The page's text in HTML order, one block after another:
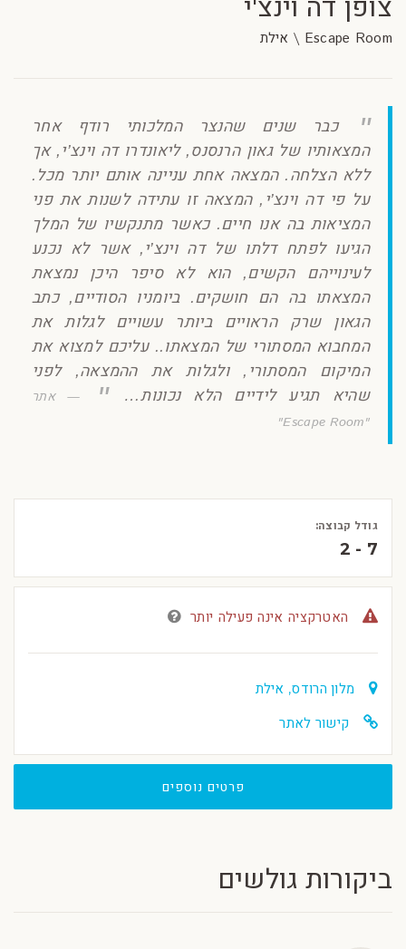
צופן דה וינצ'י
Escape Room \ אילת
כבר שנים שהנצר המלכותי רודף אחר
המצאותיו של גאון הרנסנס, ליאונדרו דה וינצ’י, אך
ללא הצלחה. המצאה אחת עניינה אותם יותר מכל.
על פי דה וינצ’י, המצאה זו עתידה לשנות את פני
המציאות בה אנו חיים. כאשר מתנקשיו של המלך
הגיעו לפתח דלתו של דה וינצ’י, אשר לא נכנע
לעינוייהם הקשים, הוא לא סיפר היכן נמצאת
המצאתו בה הם חושקים. ביומניו הסודיים, כתב
הגאון שרק הראויים ביותר עשויים לגלות את
המחבוא המסתורי של המצאתו.. עליכם למצוא את
המיקום המסתורי, ולגלות את ההמצאה, לפני
שהיא תגיע לידיים הלא נכונות…
אתר
"Escape Room"
גודל קבוצה:
2 - 7
האטרקציה אינה פעילה יותר
מלון הרודס, אילת
קישור לאתר
פרטים נוספים
ביקורות גולשים